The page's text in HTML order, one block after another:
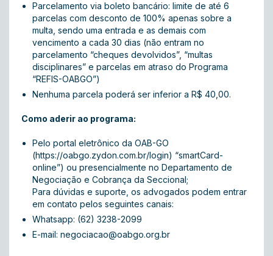
Parcelamento via boleto bancário: limite de até 6
parcelas com desconto de 100% apenas sobre a
multa, sendo uma entrada e as demais com
vencimento a cada 30 dias (não entram no
parcelamento “cheques devolvidos”, “multas
disciplinares” e parcelas em atraso do Programa
“REFIS-OABGO”)
Nenhuma parcela poderá ser inferior a R$ 40,00.
Como aderir ao programa:
Pelo portal eletrônico da OAB-GO
(https://oabgo.zydon.com.br/login) “smartCard-
online”) ou presencialmente no Departamento de
Negociação e Cobrança da Seccional;
Para dúvidas e suporte, os advogados podem entrar
em contato pelos seguintes canais:
Whatsapp: (62) 3238-2099
E-mail: negociacao@oabgo.org.br